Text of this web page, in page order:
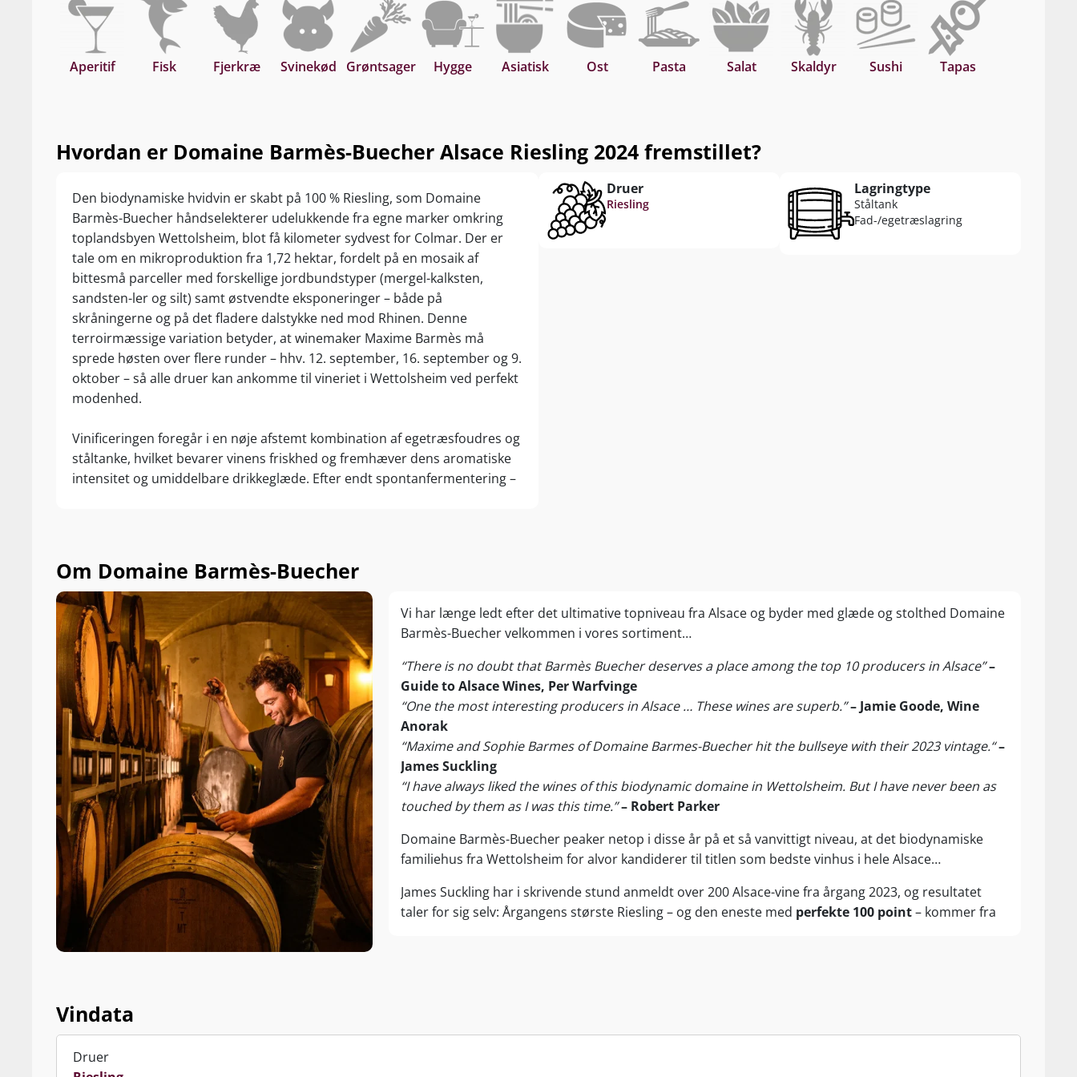
venligst... Stærkt begrænset lager!
Nyd denne fortrinlige Riesling som en frisk aperitif – eller som
Aperitif Fisk Fjerkræ Svinekød Grøntsager Hygge Asiatisk Ost Pasta Salat Skaldyr Sushi Tapas
Hvordan er Domaine Barmès-Buecher Alsace Riesling 2024 fremstillet?
Den biodynamiske hvidvin er skabt på 100 % Riesling, som Domaine
Barmès-Buecher håndselekterer udelukkende fra egne marker omkring
toplandsbyen Wettolsheim, blot få kilometer sydvest for Colmar. Der er
tale om en mikroproduktion fra 1,72 hektar, fordelt på en mosaik af
bittesmå parceller med forskellige jordbundstyper (mergel-kalksten,
sandsten-ler og silt) samt østvendte eksponeringer – både på
skråningerne og på det fladere dalstykke ned mod Rhinen. Denne
terroirmæssige variation betyder, at winemaker Maxime Barmès må
sprede høsten over flere runder – hhv. 12. september, 16. september og 9.
oktober – så alle druer kan ankomme til vineriet i Wettolsheim ved perfekt
modenhed.
Vinificeringen foregår i en nøje afstemt kombination af egetræsfoudres og
ståltanke, hvilket bevarer vinens friskhed og fremhæver dens aromatiske
intensitet og umiddelbare drikkeglæde. Efter endt spontanfermentering –
yderligere 5 måneder på de fine gærrester, hvilket tilfører kompleksitet,
finesse og en elegant cremet mundfølelse. Resultatet er et vidnesbyrd om
Barmès-Buechers regionale topklasse – et helt uhørt niveau af velsmag,
finesse og elegance i denne særdeles attraktive prisklasse.
Restsukkerindhold: 1,4 gram pr. liter (knastør)
Syreindhold: 7,41 gram pr. liter
Alkohol: 11 %
Druer
Riesling
Lagringtype
Ståltank
Fad-/egetræslagring
Om Domaine Barmès-Buecher
Vi har længe ledt efter det ultimative topniveau fra Alsace og byder med glæde og stolthed Domaine
Barmès-Buecher velkommen i vores sortiment…
“There is no doubt that Barmès Buecher deserves a place among the top 10 producers in Alsace”–
Guide to Alsace Wines, Per Warfvinge
“One the most interesting producers in Alsace … These wines are superb.”– Jamie Goode, Wine
Anorak
“Maxime and Sophie Barmes of Domaine Barmes-Buecher hit the bullseye with their 2023 vintage.“–
James Suckling
“I have always liked the wines of this biodynamic domaine in Wettolsheim. But I have never been as
touched by them as I was this time.”– Robert Parker
Domaine Barmès-Buecher peaker netop i disse år på et så vanvittigt niveau, at det biodynamiske
familiehus fra Wettolsheim for alvor kandiderer til titlen som bedste vinhus i hele Alsace…
James Suckling har i skrivende stund anmeldt over 200 Alsace-vine fra årgang 2023, og resultatet
taler for sig selv: Årgangens største Riesling – og den eneste med perfekte 100 point– kommer fra
Vindata
Druer